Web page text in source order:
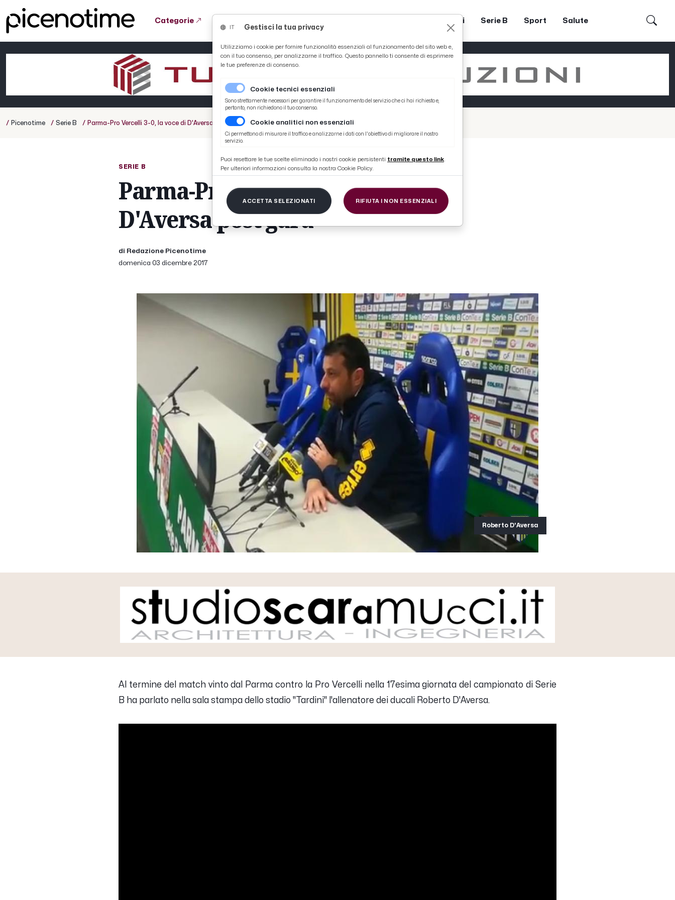
Categorie Coppa Teodori Serie B Sport Salute
/ Picenotime / Serie B / Parma-Pro Vercelli 3-0, la voce di D'Aversa post gara
SERIE B
Parma-Pro Vercelli 3-0, la voce di
D'Aversa post gara
di Redazione Picenotime
domenica 03 dicembre 2017
Roberto D'Aversa
Al termine del match vinto dal Parma contro la Pro Vercelli nella 17esima giornata del campionato di Serie
B ha parlato nella sala stampa dello stadio "Tardini" l'allenatore dei ducali Roberto D'Aversa.
Gestisci la tua privacy
Utilizziamo i cookie per fornire funzionalità essenziali al funzionamento del sito web e,
con il tuo consenso, per analizzarne il traffico. Questo pannello ti consente di esprimere
le tue preferenze di consenso.
Cookie tecnici essenziali
Sono strettamente necessari per garantire il funzionamento del servizio che ci hai richiesto e,
pertanto, non richiedono il tuo consenso.
Cookie analitici non essenziali
Ci permettono di misurare il traffico e analizzarne i dati con l'obiettivo di migliorare il nostro
servizio.
Puoi resettare le tue scelte eliminado i nostri cookie persistenti tramite questo link.
Per ulteriori informazioni consulta la nostra Cookie Policy.
ACCETTA SELEZIONATI RIFIUTA I NON ESSENZIALI